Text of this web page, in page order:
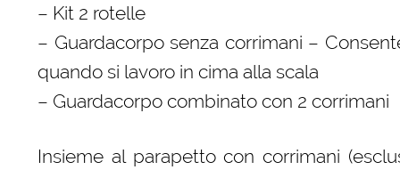
– Kit 2 rotelle
– Guardacorpo senza corrimani –
quando si lavoro in cima alla scala
– Guardacorpo combinato con 2 corrimani
Insieme al parapetto con corrimani